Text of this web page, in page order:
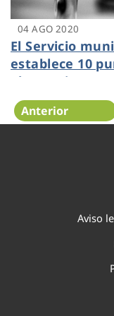
04 AGO 2020
El Servicio
establece 10
alternativo
Anterior
Aviso